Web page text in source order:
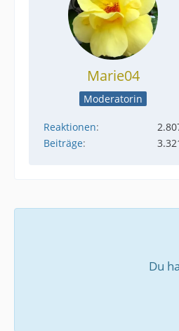
Marie04
Moderatorin
Reaktionen
Beiträge
Du